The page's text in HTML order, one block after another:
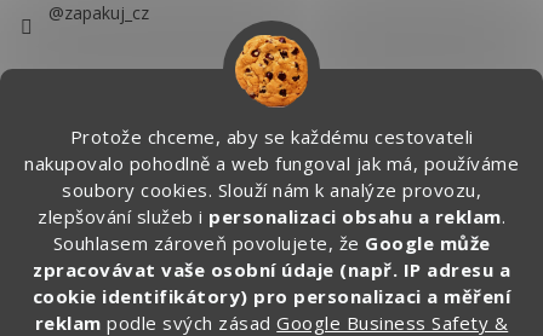
Protože chceme, aby se každému cestovateli
nakupovalo pohodlně a web fungoval jak má, používáme
soubory cookies. Slouží nám k analýze provozu,
zlepšování služeb i personalizaci obsahu a reklam.
Souhlasem zároveň povolujete, že Google může
zpracovávat vaše osobní údaje (např. IP adresu a
cookie identifikátory) pro personalizaci a měření
reklam podle svých zásadGoogle Business Safety &
@zapakuj_cz